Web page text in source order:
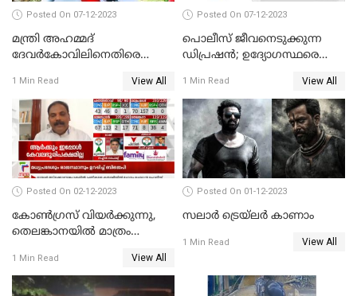
Posted On 07-12-2023
മന്ത്രി അഹമ്മദ്
ദേവർകോവിലിനെതിരെ
ആരോപണത്തിൽ
അന്വേഷണം
1 Min Read View All
Posted On 07-12-2023
പൊലീസ് ജീവനെടുക്കുന്ന
ഡിപ്രഷൻ; ഉദ്യോഗസ്ഥരെ
നടപടികളുമായി ഡിജിപി
1 Min Read View All
Posted On 02-12-2023
കോണ്‍ഗ്രസ് വിയര്‍ക്കുന്നു,
തെലങ്കാനയില്‍ മാത്രം
1 Min Read View All
Posted On 01-12-2023
സലാര്‍ ട്രെയ്‌ലർ കാണാം
1 Min Read View All